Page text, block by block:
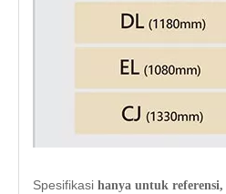
Foto
Spesifikasi hanya untuk